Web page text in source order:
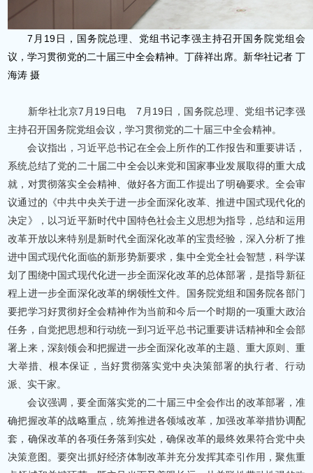
7月19日，国务院总理、党组书记李强主持召开国务院党组会
议，学习贯彻党的二十届三中全会精神。丁薛祥出席。新华社记者 丁
海涛 摄
新华社北京7月19日电 7月19日，国务院总理、党组书记李强
主持召开国务院党组会议，学习贯彻党的二十届三中全会精神。
会议指出，习近平总书记在全会上所作的工作报告和重要讲话，
系统总结了党的二十届二中全会以来党和国家事业发展取得的重大成
就，对贯彻落实全会精神、做好各方面工作提出了明确要求。全会审
议通过的《中共中央关于进一步全面深化改革、推进中国式现代化的
决定》，以习近平新时代中国特色社会主义思想为指导，总结和运用
改革开放以来特别是新时代全面深化改革的宝贵经验，深入分析了推
进中国式现代化面临的新形势新要求，集中全党全社会智慧，科学谋
划了围绕中国式现代化进一步全面深化改革的总体部署，是指导新征
程上进一步全面深化改革的纲领性文件。国务院党组和国务院各部门
要把学习好贯彻好全会精神作为当前和今后一个时期的一项重大政治
任务，自觉把思想和行动统一到习近平总书记重要讲话精神和全会部
署上来，深刻领会和把握进一步全面深化改革的主题、重大原则、重
大举措、根本保证，当好贯彻落实党中央决策部署的执行者、行动
派、实干家。
会议强调，要全面落实党的二十届三中全会作出的改革部署，准
确把握改革的战略重点，统筹推进各领域改革，加强改革举措协调配
套，确保改革的各项任务落到实处，确保改革的最终效果符合党中央
决策意图。要突出抓好经济体制改革并充分发挥其牵引作用，聚焦重